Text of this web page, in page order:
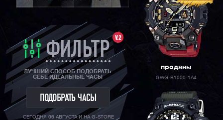
V.2
ФИЛЬТР
ЛУЧШИЙ СПОСОБ ПОДОБРАТЬ
СЕБЕ ИДЕАЛЬНЫЕ ЧАСЫ
ПОДОБРАТЬ ЧАСЫ
СЕГОДНЯ 06 АВГУСТА И НА G-STORE
проданы
GWG-B1000-1A4